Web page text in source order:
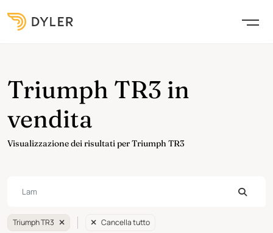
Triumph TR3 in
vendita
Visualizzazione dei risultati per Triumph TR3
Triumph TR3 Cancella tutto